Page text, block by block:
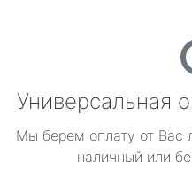
Универсальная
Мы берем оплату от Вас
наличный или